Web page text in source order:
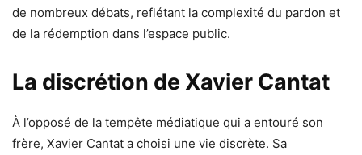
de nombreux débats, reflétant la complexité du pardon et
de la rédemption dans l’espace public.
La discrétion de Xavier Cantat
À l’opposé de la tempête médiatique qui a entouré son
frère, Xavier Cantat a choisi une vie discrète. Sa